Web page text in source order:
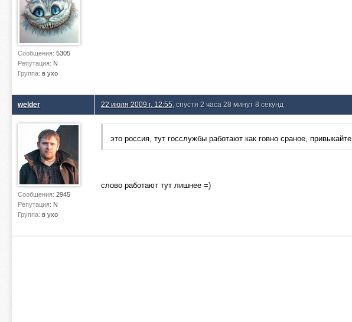
Сообщения: 5305
Репутация: N
Группа: в ухо
welder
Сообщения: 2945
Репутация: N
Группа: в ухо
22 июля 2009 г. 12:55 , спустя 2 часа 28 минут 8 секунд
это россия, тут госслужбы работают как говно сраное, привыкайте
слово работают тут лишнее =)